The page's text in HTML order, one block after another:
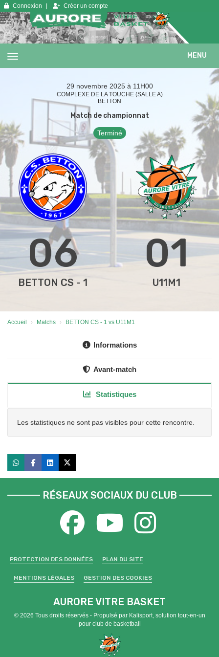
Connexion Créer un compte
MENU
29 novembre 2025 à 11H00
COMPLEXE DE LA TOUCHE (SALLE A)
BETTON
Match de championnat
Terminé
06 01
BETTON CS - 1 U11M1
Accueil Matchs BETTON CS - 1 vs U11M1
Informations
Avant-match
Statistiques
Les statistiques ne sont pas visibles pour cette rencontre.
RÉSEAUX SOCIAUX DU CLUB
PROTECTION DES DONNÉES PLAN DU SITE
MENTIONS LÉGALES GESTION DES COOKIES
AURORE VITRE BASKET
© 2026 Tous droits réservés - Propulsé par Kalisport, solution tout-en-un
pour club de basketball
Panneau de gestion des cookies